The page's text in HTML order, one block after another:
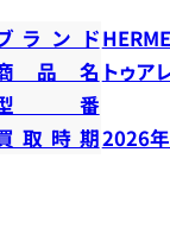
ランド
品名 トゥ
番
取時期2026